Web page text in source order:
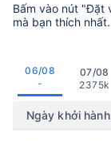
Bấm vào nút "Đặt
mà bạn thích nhất.
06/08
-
07/08
2375k
Ngày khởi hành